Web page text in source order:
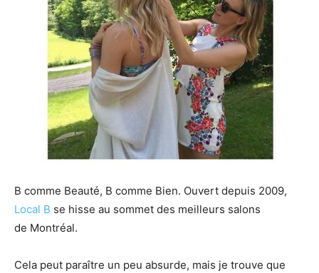
B comme Beauté, B comme Bien. Ouvert depuis 2009,
Local B se hisse au sommet des meilleurs salons
de Montréal.
Cela peut paraître un peu absurde, mais je trouve que